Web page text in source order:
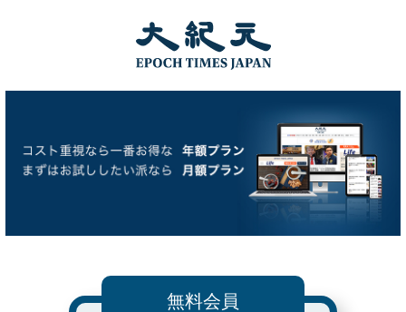
無料会員